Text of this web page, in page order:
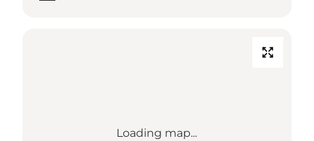
Loading map...